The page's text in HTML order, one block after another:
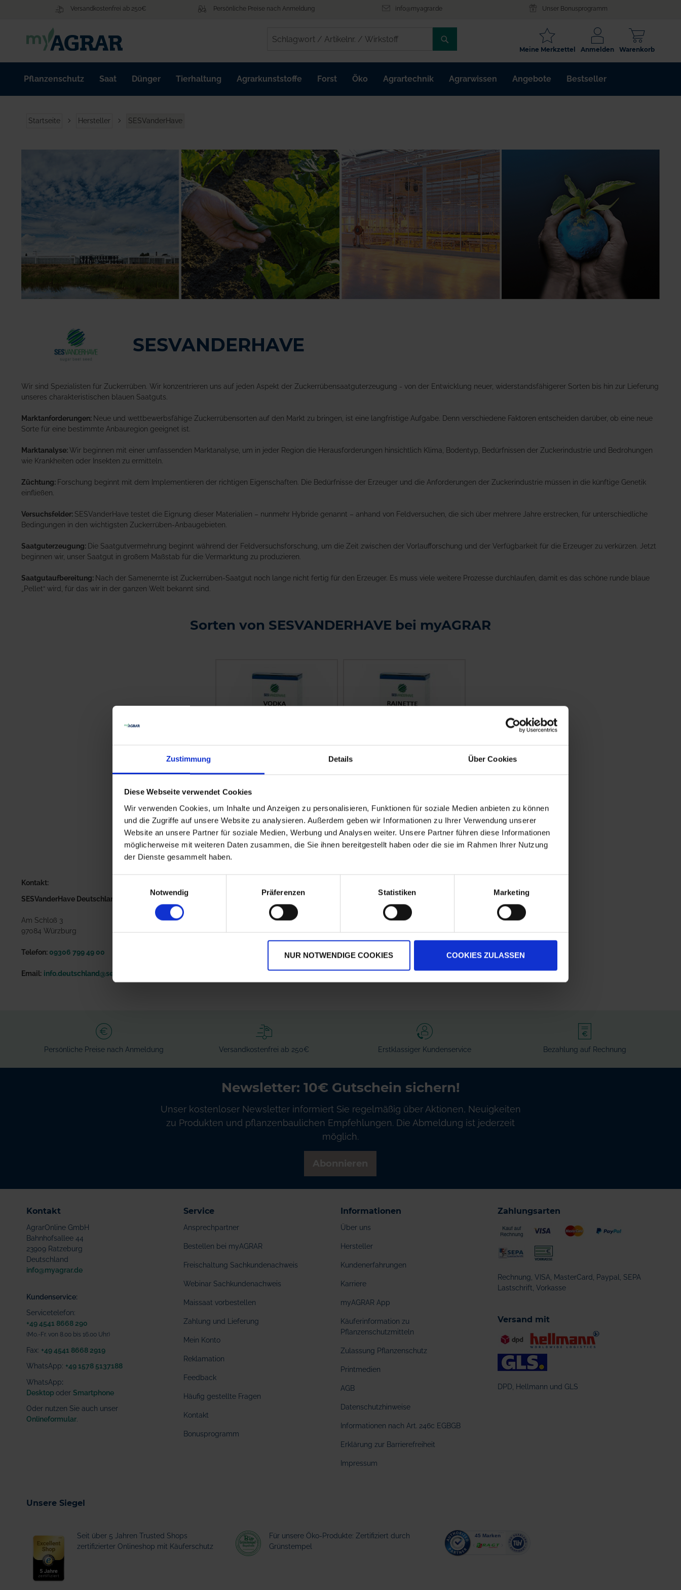
Zustimmung Details Über Cookies
Diese Webseite verwendet Cookies
Wir verwenden Cookies, um Inhalte und Anzeigen zu personalisieren, Funktionen für soziale Medien anbieten zu können
und die Zugriffe auf unsere Website zu analysieren. Außerdem geben wir Informationen zu Ihrer Verwendung unserer
Website an unsere Partner für soziale Medien, Werbung und Analysen weiter. Unsere Partner führen diese Informationen
möglicherweise mit weiteren Daten zusammen, die Sie ihnen bereitgestellt haben oder die sie im Rahmen Ihrer Nutzung
der Dienste gesammelt haben.
Notwendig
Präferenzen Statistiken Marketing
NUR NOTWENDIGE COOKIES COOKIES ZULASSEN
Versandkostenfrei ab 250€ Persönliche Preise nach Anmeldung info@myagrar.de Unser Bonusprogramm
/
ARTIKELNR.
/
Warenkorb
Anmelden
Meine Merkzettel
Pflanzenschutz Saat Dünger Tierhaltung Agrarkunststoffe Forst Öko Agrartechnik Agrarwissen Angebote Bestseller
Startseite Hersteller SESVanderHave
SESVANDERHAVE
Wir sind Spezialisten für Zuckerrüben. Wir konzentrieren uns auf jeden Aspekt der Zuckerrübensaatguterzeugung - von der Entwicklung neuer, widerstandsfähigerer Sorten bis hin zur Lieferung
unseres charakteristischen blauen Saatguts.
Marktanforderungen: Neue und wettbewerbsfähige Zuckerrübensorten auf den Markt zu bringen, ist eine langfristige Aufgabe. Denn verschiedene Faktoren entscheiden darüber, ob eine neue
Sorte für eine bestimmte Anbauregion geeignet ist.
Marktanalyse:Wir beginnen mit einer umfassenden Marktanalyse, um in jeder Region die Herausforderungen hinsichtlich Klima, Bodentyp, Bedürfnissen der Zuckerindustrie und Bedrohungen
wie Krankheiten oder Insekten zu ermitteln.
Züchtung: Forschung beginnt mit dem Implementieren der richtigen Eigenschaften. Die Bedürfnisse der Erzeuger und die Anforderungen der Zuckerindustrie müssen in die künftige Genetik
einfließen.
Versuchsfelder: SESVanderHave testet die Eignung dieser Materialien – nunmehr Hybride genannt – anhand von Feldversuchen, die sich über mehrere Jahre erstrecken, für unterschiedliche
Bedingungen in den wichtigsten Zuckerrüben-Anbaugebieten.
Saatguterzeugung: Die Saatgutvermehrung beginnt während der Feldversuchsforschung, um die Zeit zwischen der Vorlaufforschung und der Verfügbarkeit für die Erzeuger zu verkürzen. Jetzt
beginnen wir, unser Saatgut in großem Maßstab für die Vermarktung zu produzieren.
Saatgutaufbereitung: Nach der Samenernte ist Zuckerrüben-Saatgut noch lange nicht fertig für den Erzeuger. Es muss viele weitere Prozesse durchlaufen, damit es das schöne runde blaue
„Pellet“ wird, für das wir in der ganzen Welt bekannt sind.
Sorten von SESVANDERHAVE bei myAGRAR
Vodka
ALTERNATIVEN ALTERNATIVEN
Kontakt:
SESVanderHave Deutschland GmbH
Am Schloß 3
97084 Würzburg
Telefon: 09306 799 49 00
Email: info.deutschland@sesvanderhave.com
Persönliche Preise nach Anmeldung Versandkostenfrei ab 250€ Erstklassiger Kundenservice Bezahlung auf Rechnung
Newsletter: 10€ Gutschein sichern!
Unser kostenloser Newsletter informiert Sie regelmäßig über Aktionen, Neuigkeiten
zu Produkten und pflanzenbaulichen Empfehlungen. Die Abmeldung ist jederzeit
möglich.
Kontakt
AgrarOnline GmbH
Bahnhofsallee 44
23909 Ratzeburg
Deutschland
info@myagrar.de
Kundenservice:
Servicetelefon:
+49 4541 8668 290
(Mo.-Fr. von 8.00 bis 16.00 Uhr)
Fax: +49 4541 8668 2919
WhatsApp: +49 1578 5137188
WhatsApp:
Desktop oder Smartphone
Oder nutzen Sie auch unser
Onlineformular
Service
Ansprechpartner
Bestellen bei myAGRAR
Freischaltung Sachkundenachweis
Webinar Sachkundenachweis
Maissaat vorbestellen
Zahlung und Lieferung
Mein Konto
Reklamation
Feedback
Häufig gestellte Fragen
Kontakt
Bonusprogramm
Informationen
Über uns
Hersteller
Kundenerfahrungen
Karriere
myAGRAR App
Käuferinformation zu
Pflanzenschutzmitteln
Zulassung Pflanzenschutz
Printmedien
AGB
Datenschutzhinweise
Informationen nach Art. 246c EGBGB
Erklärung zur Barrierefreiheit
Impressum
Zahlungsarten
Rechnung, VISA, MasterCard, Paypal, SEPA
Lastschrift, Vorkasse
Versand mit
DPD, Hellmann und GLS
Unsere Siegel
Seit über 5 Jahren Trusted Shops
zertifizierter Onlineshop mit Käuferschutz
Für unsere Öko-Produkte: Zertifiziert durch
Grünstempel